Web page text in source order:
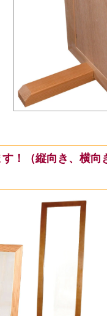
！（縦向き、横向